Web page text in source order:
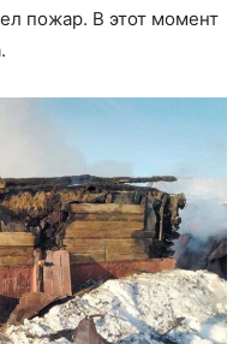
пожар. В этот момент